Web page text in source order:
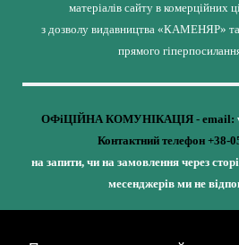
матеріалів сайту в комерційних
з дозволу видавництва «КАМЕНЯР» та
прямого
ОФіЦІЙНА КОМУНІКАЦІЯ - email:
Контактний телефон +38-
на запити, чи на замовлення через
месенджерів ми не